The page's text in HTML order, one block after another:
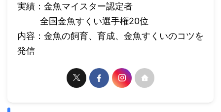
実績：金魚マイスター認定者
全国金魚すくい選手権20位
内容：金魚の飼育、育成、金魚すくいのコツを
発信